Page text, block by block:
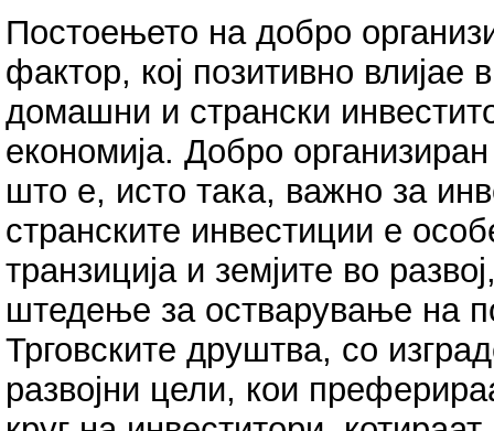
Постоењето на добро
фактор, кој позитивно влијае
домашни и странски
економија. Добро
што е, исто така, важно за
странските инвестиции е
транзиција и земјите во
штедење за остварување на
Трговските друштва, со
развојни цели, кои